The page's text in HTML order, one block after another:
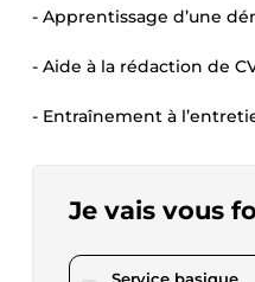
- Apprentissage d’une
- Aide à la rédaction de
- Entraînement à
Je vais vous